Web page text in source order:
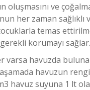
ve
her zaman
temas
korumayı sağlar.
varsa havuzda
havuzun
havuz suyuna 1 lt